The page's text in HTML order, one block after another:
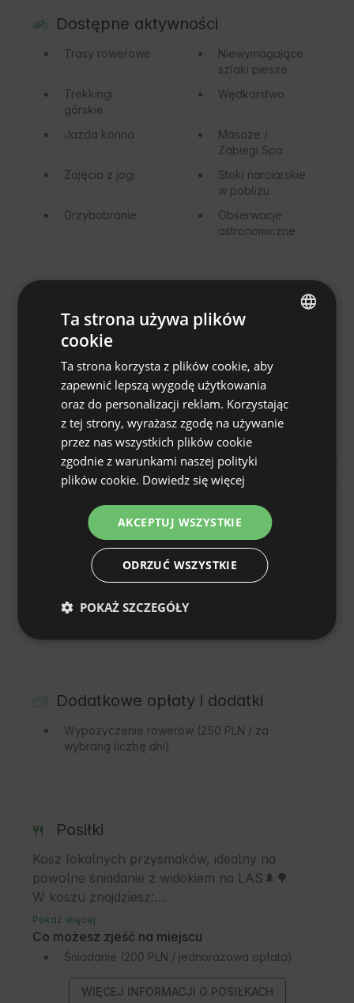
Dostępne aktywności
Trasy rowerowe
Niewymagające
szlaki piesze
Trekkingi
górskie
Wędkarstwo
Jazda konna
Masaże /
Zabiegi Spa
Zajęcia z jogi
Stoki narciarskie
w pobliżu
Grzybobranie
Obserwacje
astronomiczne
Okolica
Jezioro35km
Góryna miejscu Rzeka na
miejscu
Rezerwat
przyrody7km
Dojazd
Samochodem
Komunikacją
miejskąDojazd
do Lutowisk lub
Ustrzyk Dolnych.
Dodatkowe opłaty i dodatki
Wypożyczenie rowerów (250 PLN / za
wybraną liczbę dni)
Posiłki
Kosz lokalnych przysmaków, idealny na
powolne śniadanie z widokiem na LAS🌲🌳
W koszu znajdziesz:
- domowy chleb na zakwasie, który wypiekamy
sami
- masełko z czosnkiem niedźwiedzim
- dżem domowy truskawkowy/
Pokaż więcej
Co możesz zjeść na miejscu
Śniadanie (200 PLN / jednorazowa opłata)
WIĘCEJ INFORMACJI O POSIŁKACH
SPANISH
GERMAN
DUTCH
Ta strona używa plików
cookie
Ta strona korzysta z plików cookie, aby
zapewnić lepszą wygodę użytkowania
oraz do personalizacji reklam. Korzystając
z tej strony, wyrażasz zgodę na używanie
przez nas wszystkich plików cookie
zgodnie z warunkami naszej polityki
plików cookie. Dowiedz się więcej
AKCEPTUJ WSZYSTKIE
ODRZUĆ WSZYSTKIE
POKAŻ SZCZEGÓŁY